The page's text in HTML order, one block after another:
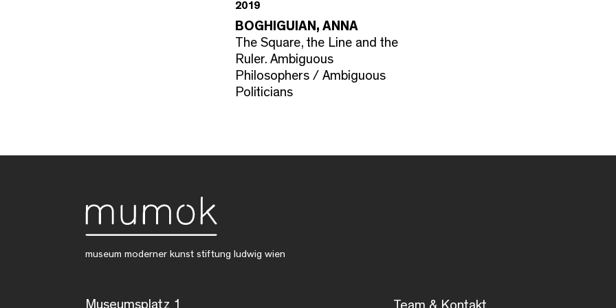
2019
BOGHIGUIAN, ANNA
The Square, the Line and the
Ruler. Ambiguous
Philosophers / Ambiguous
Politicians
museum moderner kunst stiftung ludwig wien
Museumsplatz 1 Team & Kontakt